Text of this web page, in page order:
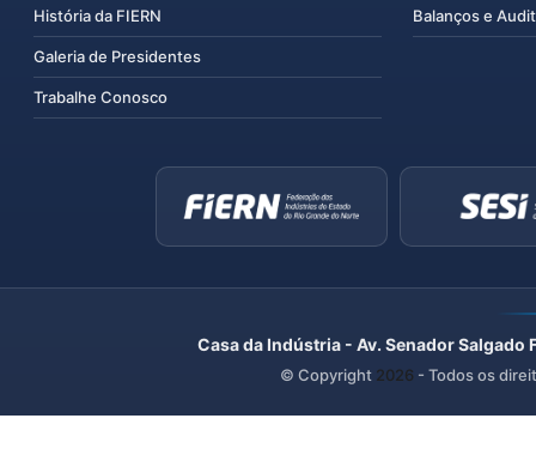
História da FIERN
Galeria de Presidentes
Trabalhe Conosco
Balanços e
Casa da Indústria - Av. Senador
© Copyright 2026 - Todos os